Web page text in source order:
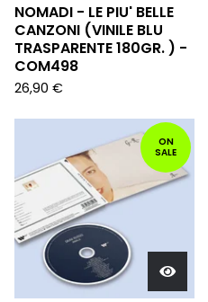
NOMADI - LE PIU' BELLE
CANZONI (VINILE BLU
TRASPARENTE 180GR. ) -
COM498
26,90 €
ON
SALE